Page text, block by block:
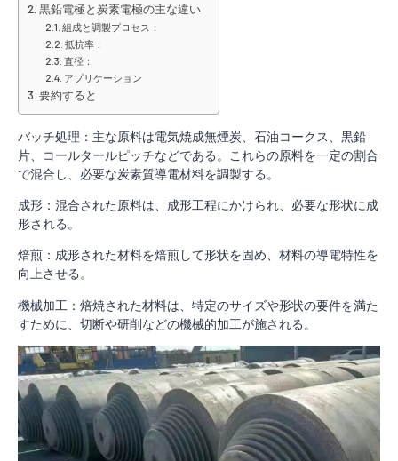
黒鉛電極と炭素電極の主な違い
組成と調製プロセス：
抵抗率：
直径：
アプリケーション
要約すると
バッチ処理：主な原料は電気焼成無煙炭、石油コークス、黒鉛
片、コールタールピッチなどである。これらの原料を一定の割合
で混合し、必要な炭素質導電材料を調製する。
成形：混合された原料は、成形工程にかけられ、必要な形状に成
形される。
焙煎：成形された材料を焙煎して形状を固め、材料の導電特性を
向上させる。
機械加工：焙焼された材料は、特定のサイズや形状の要件を満た
すために、切断や研削などの機械的加工が施される。